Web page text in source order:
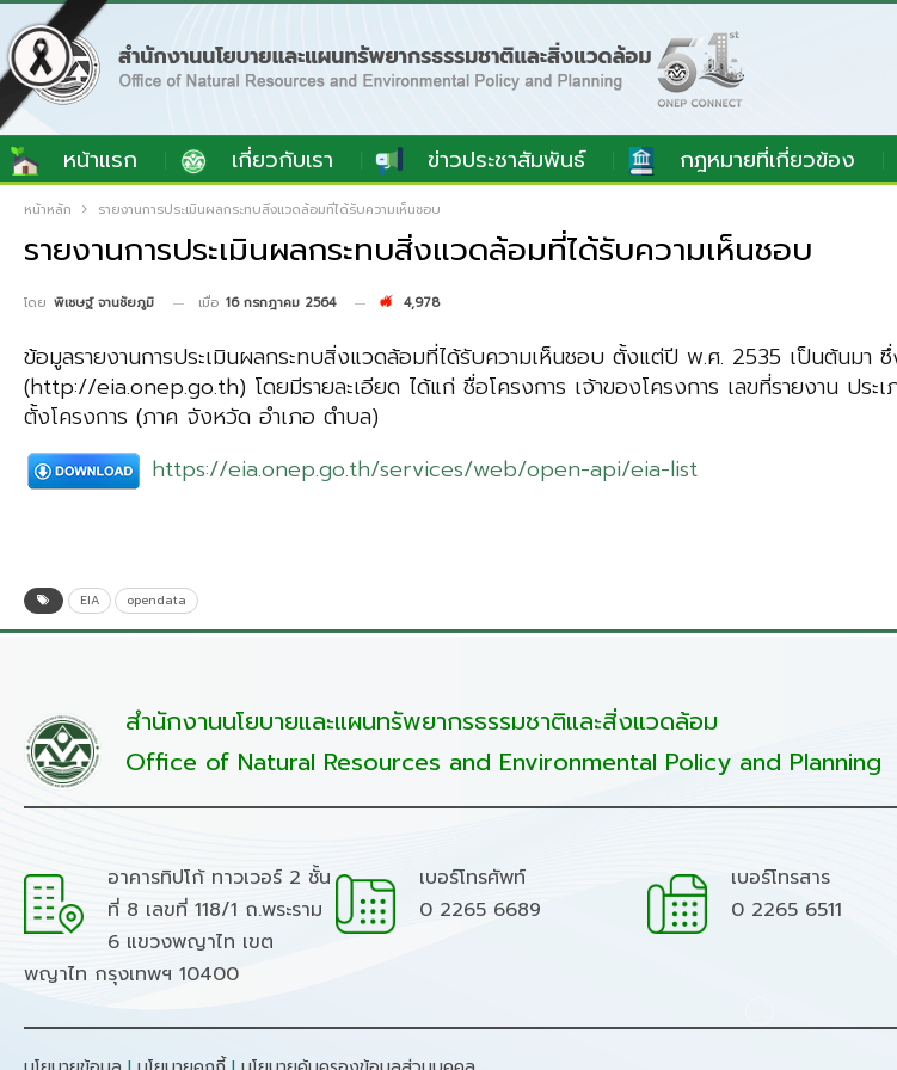
หน้าแรก เกี่ยวกับเรา ข่าวประชาสัมพันธ์ กฎหมายที่เกี่ยวข้อง
หน้าหลัก รายงานการประเมินผลกระทบสิ่งแวดล้อมที่ได้รับความเห็นชอบ
รายงานการประเมินผลกระทบสิ่งแวดล้อมที่ได้รับความเห็นชอบ
โดย พิเชษฐ์ จานชัยภูมิ เมื่อ 16 กรกฎาคม 2564 4,978
ข้อมูลรายงานการประเมินผลกระทบสิ่งแวดล้อมที่ได้รับความเห็นชอบ ตั้งแต่ปี พ.ศ. 2535 เป็นต้นม
(http://eia.onep.go.th) โดยมีรายละเอียด ได้แก่ ชื่อโครงการ เจ้าของโครงการ เลขที่รายงาน ป
ตั้งโครงการ (ภาค จังหวัด อำเภอ ตำบล)
https://eia.onep.go.th/services/web/open-api/eia-list
EIA opendata
สำนักงานนโยบายและแผนทรัพยากรธรรมชาติและสิ่งแวดล้อม
Office of Natural Resources and Environmental Policy and Planning
อาคารทิปโก้ ทาวเวอร์ 2 ชั้น
ที่ 8 เลขที่ 118/1 ถ.พระราม
6 แขวงพญาไท เขต
พญาไท กรุงเทพฯ 10400
เบอร์โทรศัพท์
0 2265 6689
เบอร์โทรสาร
0 2265 6511